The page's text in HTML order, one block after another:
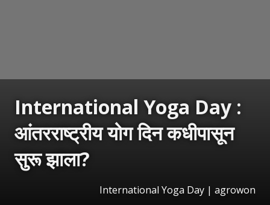
International Yoga Day :
आंतरराष्ट्रीय योग दिन कधीपासून
सुरू झाला?
International Yoga Day | agrowon